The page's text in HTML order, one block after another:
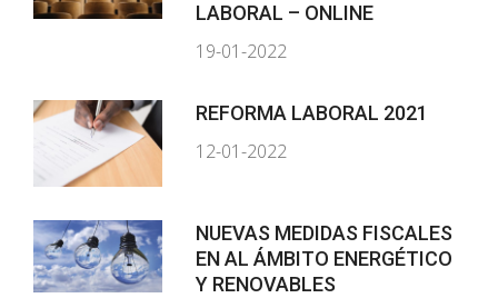
LABORAL – ONLINE
19-01-2022
REFORMA LABORAL 2021
12-01-2022
NUEVAS MEDIDAS FISCALES
EN AL ÁMBITO ENERGÉTICO
Y RENOVABLES